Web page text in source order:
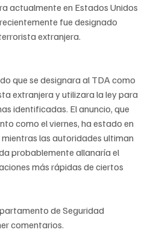
actualmente en Estados Unidos
fue designado
extranjera.
que se designara al TDA como
extranjera y utilizara la ley para
identificadas. El anuncio, que
como el viernes, ha estado en
las autoridades ultiman
probablemente allanaría el
más rápidas de ciertos
de Seguridad
comentarios.